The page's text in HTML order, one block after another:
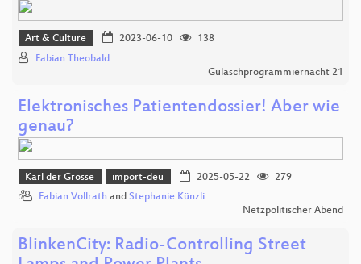
Art & Culture 2023-06-10
138
Fabian Theobald
Gulaschprogrammiernacht 21
Elektronisches Patientendossier! Aber wie
genau?
Karl der Grosse import-deu 2025-05-22
279
Fabian Vollrath and Stephanie Künzli
Netzpolitischer Abend
BlinkenCity: Radio-Controlling Street